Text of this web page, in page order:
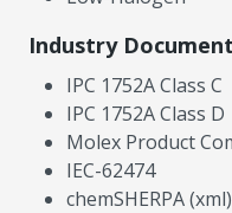
Industry
IPC 1752A Class C
IPC 1752A Class D
Molex Product
IEC-62474
chemSHERPA (xml)